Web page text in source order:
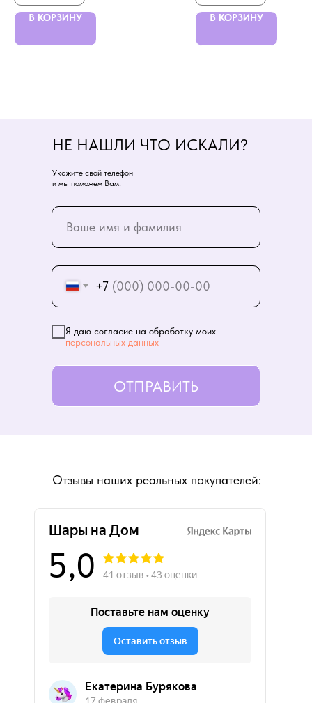
В КОРЗИНУ В КОРЗИНУ
+7
Я даю согласие на обработку моих
персональных данных
ОТПРАВИТЬ
НЕ НАШЛИ ЧТО ИСКАЛИ?
Укажите свой телефон
и мы поможем Вам!
Отзывы наших реальных покупателей: